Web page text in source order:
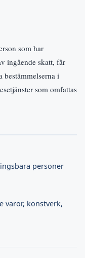
som har
ingående skatt, får
bestämmelserna i
som omfattas
personer
varor, konstverk,